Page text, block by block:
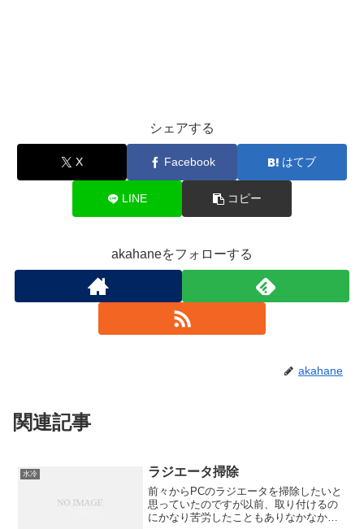
シェアする
X Facebook はてブ
LINE コピー
akahaneをフォローする
akahane
関連記事
水冷 ラジエータ掃除
前々からPCのラジエータを掃除したいと
思っていたのですが以前、取り付けるの
にかなり苦労したこともありなかなか行